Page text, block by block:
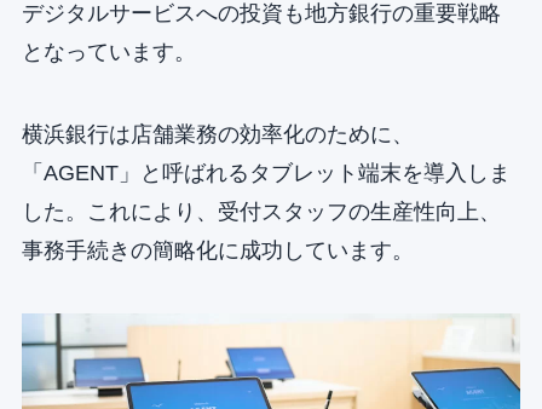
デジタルサービスへの投資も地方銀行の重要戦略
となっています。
横浜銀行は店舗業務の効率化のために、
「AGENT」と呼ばれるタブレット端末を導入しま
した。これにより、受付スタッフの生産性向上、
事務手続きの簡略化に成功しています。